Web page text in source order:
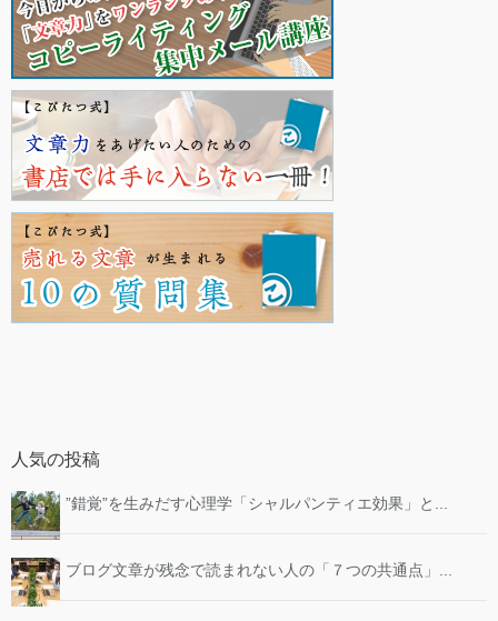
人気の投稿
”錯覚”を生みだす心理学「シャルパンティエ効果」と...
ブログ文章が残念で読まれない人の「７つの共通点」...